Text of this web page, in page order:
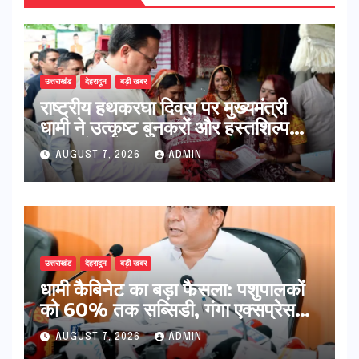
उत्तराखंड देहरादून बड़ी खबर
राष्ट्रीय हथकरघा दिवस पर मुख्यमंत्री
धामी ने उत्कृष्ट बुनकरों और हस्तशिल्प
कारीगरों को किया सम्मानित
AUGUST 7, 2026 ADMIN
उत्तराखंड देहरादून बड़ी खबर
​धामी कैबिनेट का बड़ा फैसला: पशुपालकों
को 60% तक सब्सिडी, गंगा एक्सप्रेसवे
का हरिद्वार तक होगा विस्तार
AUGUST 7, 2026 ADMIN